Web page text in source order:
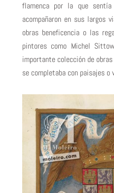
flamenca por la que
acompañaron en sus largos
obras beneficencia o las
pintores como Michel
importante colección de
se completaba con paisajes o